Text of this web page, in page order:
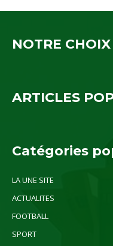
NOTRE CHOIX
ARTICLES
Catégories
LA UNE SITE
ACTUALITES
FOOTBALL
SPORT